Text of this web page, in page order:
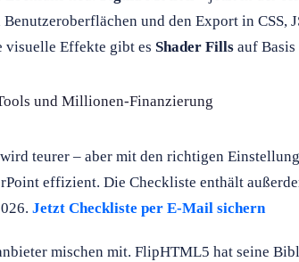
und den Export in CSS,
visuelle Effekte gibt es Shader Fills auf
und Millionen-Finanzierung
teurer – aber mit den richtigen
effizient. Die Checkliste enthält
Jetzt Checkliste per E-Mail sichern
mischen mit. FlipHTML5 hat seine